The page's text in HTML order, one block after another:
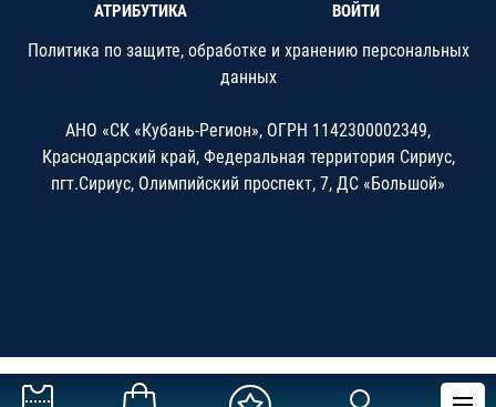
АТРИБУТИКА ВОЙТИ
Политика по защите, обработке и хранению персональных
данных
АНО «СК «Кубань-Регион», ОГРН 1142300002349,
Краснодарский край, Федеральная территория Сириус,
пгт.Сириус, Олимпийский проспект, 7, ДС «Большой»